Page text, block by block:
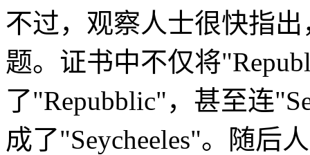
不过，观察人士很快指
题。证书中不仅将
了"Repubblic"，甚至连
成了"Seycheeles"。随后